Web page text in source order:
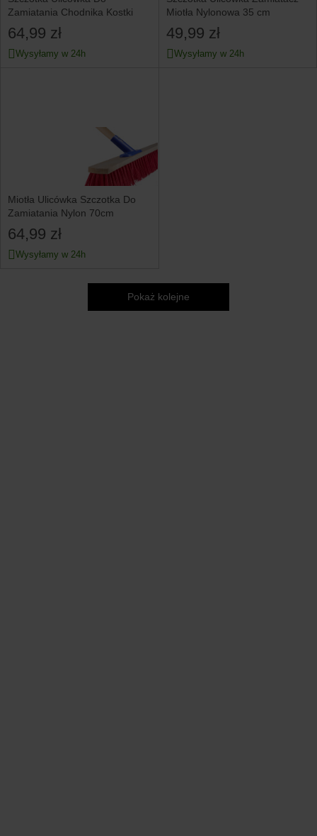
Zamiatania Chodnika Kostki
64,99 zł
Wysyłamy w 24h
Miotła Nylonowa 35 cm
49,99 zł
Wysyłamy w 24h
Miotła Ulicówka Szczotka Do
Zamiatania Nylon 70cm
64,99 zł
Wysyłamy w 24h
Pokaż kolejne